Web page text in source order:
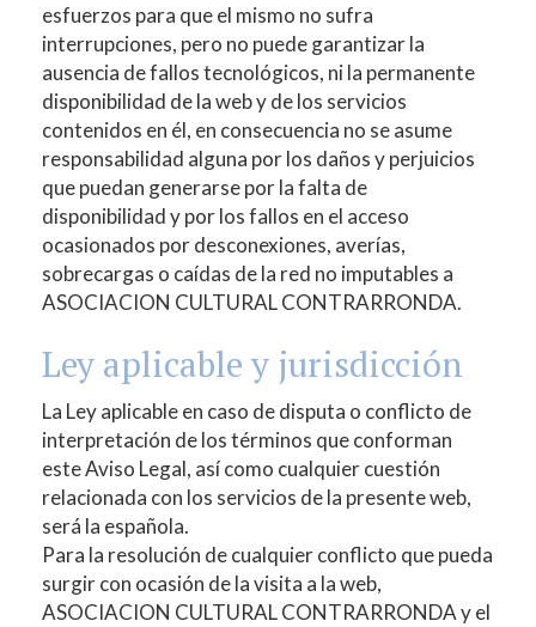
esfuerzos para que el mismo no sufra
interrupciones, pero no puede garantizar la
ausencia de fallos tecnológicos, ni la permanente
disponibilidad de la web y de los servicios
contenidos en él, en consecuencia no se asume
responsabilidad alguna por los daños y perjuicios
que puedan generarse por la falta de
disponibilidad y por los fallos en el acceso
ocasionados por desconexiones, averías,
sobrecargas o caídas de la red no imputables a
ASOCIACION CULTURAL CONTRARRONDA.
Ley aplicable y jurisdicción
La Ley aplicable en caso de disputa o conflicto de
interpretación de los términos que conforman
este Aviso Legal, así como cualquier cuestión
relacionada con los servicios de la presente web,
será la española.
Para la resolución de cualquier conflicto que pueda
surgir con ocasión de la visita a la web,
ASOCIACION CULTURAL CONTRARRONDAy el